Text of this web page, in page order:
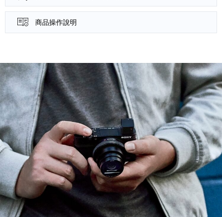
商品操作說明
產品資訊詳細資訊